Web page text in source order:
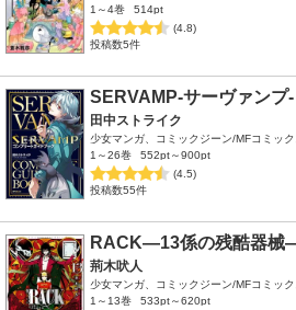
1～4巻
514pt
(4.8)
投稿数5件
SERVAMP-サーヴァンプ-
田中ストライク
少女マンガ、コミックジーン/MFコミッ
1～26巻
552pt～900pt
(4.5)
投稿数55件
RACK―13係の残酷器械
荊木吠人
少女マンガ、コミックジーン/MFコミッ
1～13巻
533pt～620pt